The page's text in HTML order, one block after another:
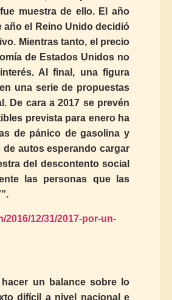
muestra de ello. El año
año el Reino Unido decidió
Mientras tanto, el precio
de Estados Unidos no
Al final, una figura
una serie de propuestas
De cara a 2017 se prevén
prevista para enero ha
de pánico de gasolina y
autos esperando cargar
del descontento social
las personas que las
12/31/2017-por-un-
un balance sobre lo
difícil a nivel nacional e